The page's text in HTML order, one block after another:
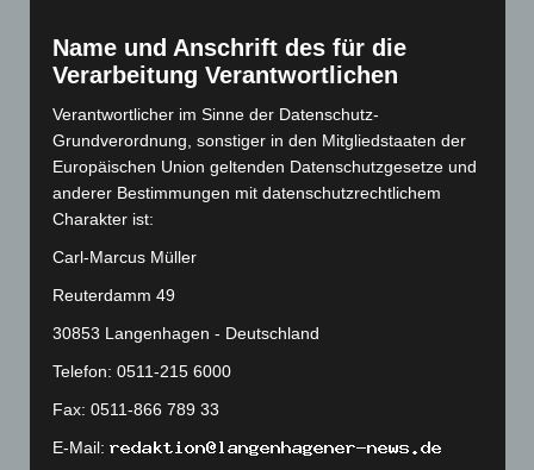
Juli 2023(118)
Mai 2023
(139)
April 2023(155)
März 2023(174)
Dezember 2022(130)
November 2022(167)
Oktober 2022(166)
September 2022 (205)
August 2022(166)
Name und Anschrift des für die
Verarbeitung Verantwortlichen
Verantwortlicher im Sinne der Datenschutz-
Grundverordnung, sonstiger in den Mitgliedstaaten der
Europäischen Union geltenden Datenschutzgesetze und
anderer Bestimmungen mit datenschutzrechtlichem
Charakter ist:
Carl-Marcus Müller
Reuterdamm 49
30853 Langenhagen - Deutschland
Telefon: 0511-215 6000
Fax: 0511-866 789 33
E-Mail: